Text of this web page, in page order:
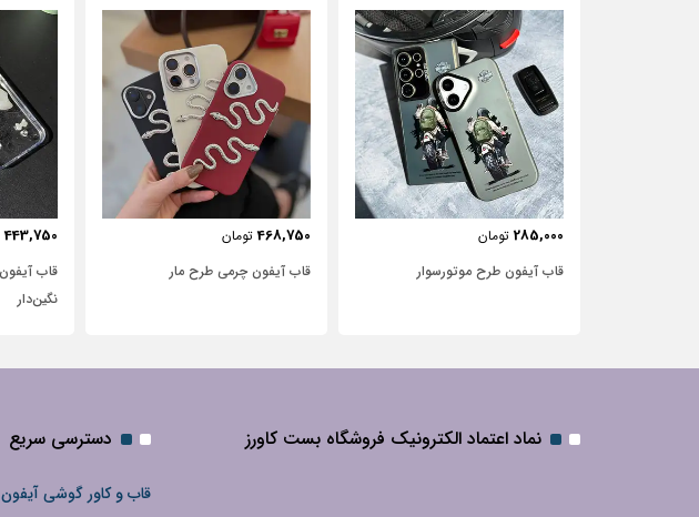
468,750
قاب آیفون چرمی طرح مار
443,750
قاب آیفون شفاف با پاپیون سفید و
نماد اعتماد الکترونیک فروشگاه بست کاورز دسترسی سریع
قاب و کاور گوشی آیفون